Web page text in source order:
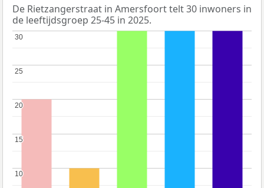
De Rietzangerstraat in Amersfoort telt 30 inwoners in
de leeftijdsgroep 25-45 in 2025.
10
10
15
15
20
20
25
25
30
30